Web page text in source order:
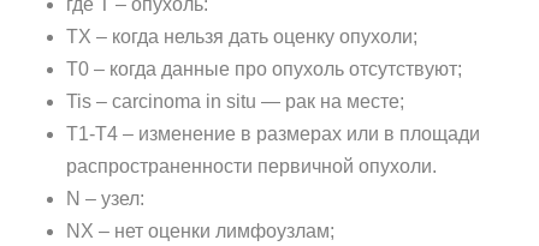
где T – опухоль:
TX – когда нельзя дать оценку опухоли;
T0 – когда данные про опухоль отсутствуют;
Tis – carcinoma in situ — рак на месте;
T1-T4 – изменение в размерах или в площади
распространенности первичной опухоли.
N – узел:
NX – нет оценки лимфоузлам;